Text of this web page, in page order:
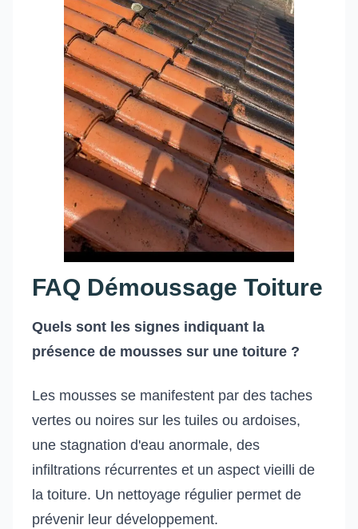
FAQ Démoussage Toiture
Quels sont les signes indiquant la
présence de mousses sur une toiture ?
Les mousses se manifestent par des taches
vertes ou noires sur les tuiles ou ardoises,
une stagnation d'eau anormale, des
infiltrations récurrentes et un aspect vieilli de
la toiture. Un nettoyage régulier permet de
prévenir leur développement.